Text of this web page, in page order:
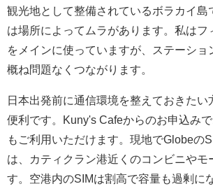
観光地として整備されているボラカイ島
は場所によってムラがあります。私はフ
をメインに使っていますが、ステーショ
概ね問題なくつながります。
日本出発前に通信環境を整えておきたい
便利です。Kuny's Cafeからのお申込み
もご利用いただけます。現地でGlobeの
は、カティクラン港近くのコンビニやモ
す。空港内のSIMは割高で容量も過剰に